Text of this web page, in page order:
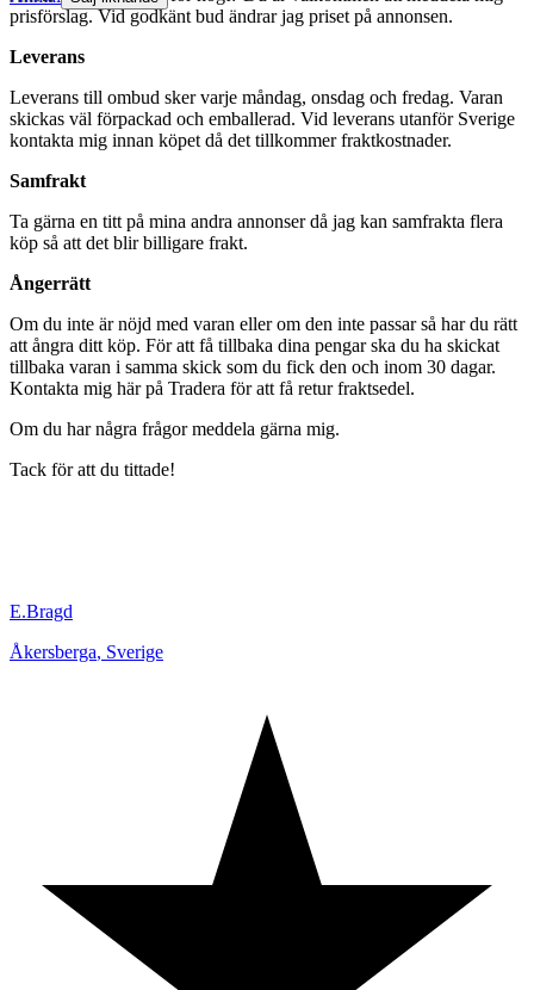
prisförslag. Vid godkänt bud ändrar jag priset på annonsen.
Leverans
Leverans till ombud sker varje måndag, onsdag och fredag. Varan
skickas väl förpackad och emballerad. Vid leverans utanför Sverige
kontakta mig innan köpet då det tillkommer fraktkostnader.
Samfrakt
Ta gärna en titt på mina andra annonser då jag kan samfrakta flera
köp så att det blir billigare frakt.
Ångerrätt
Om du inte är nöjd med varan eller om den inte passar så har du rätt
att ångra ditt köp. För att få tillbaka dina pengar ska du ha skickat
tillbaka varan i samma skick som du fick den och inom 30 dagar.
Kontakta mig här på Tradera för att få retur fraktsedel.
Om du har några frågor meddela gärna mig.
Tack för att du tittade!
E.Bragd
Åkersberga, Sverige